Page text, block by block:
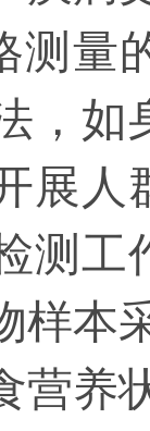
测量
，
展人
测工
样本
营养